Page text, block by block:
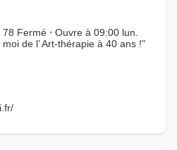
Fermé ⋅ Ouvre à 09:00 lun.
de l’ Art-thérapie à 40 ans !"